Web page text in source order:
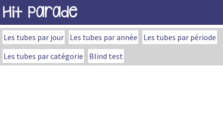
Hit Parade
Les tubes par jour Les tubes par année
Les tubes par période
Les tubes par catégorie
Blind test